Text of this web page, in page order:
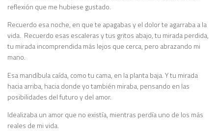
reflexión que me hubiese gustado.
Recuerdo esa noche, en que te apagabas y el dolor te agarraba a la
vida. Recuerdo esas escaleras y tus gritos abajo, tu mirada perdida,
tu mirada incomprendida más lejos que cerca, pero abrazando mi
mano.
Esa mandíbula caída, como tu cama, en la planta baja. Y tu mirada
hacia arriba, hacia donde yo también miraba, pensando en las
posibilidades del futuro y del amor.
Idealizaba un amor que no existía, mientras perdía uno de los más
reales de mi vida.